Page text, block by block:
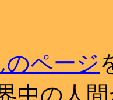
のページ
中の人